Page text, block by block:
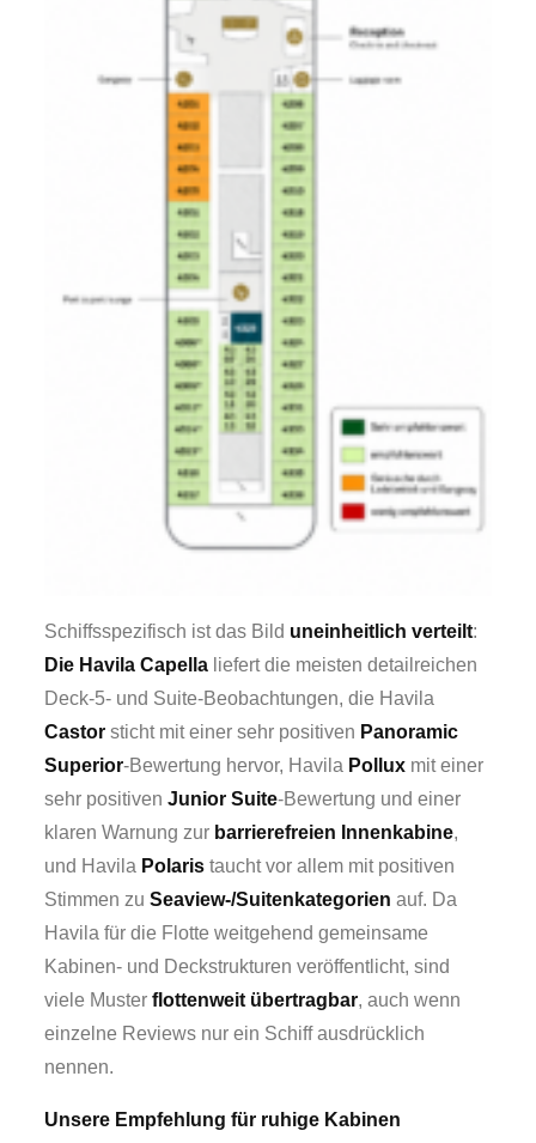
Schiffsspezifisch ist das Bild uneinheitlich verteilt:
Die Havila Capella liefert die meisten detailreichen
Deck-5- und Suite-Beobachtungen, die Havila
Castor sticht mit einer sehr positiven Panoramic
Superior-Bewertung hervor, Havila Pollux mit einer
sehr positivenJunior Suite-Bewertung und einer
klaren Warnung zur barrierefreien Innenkabine,
und Havila Polaris taucht vor allem mit positiven
Stimmen zuSeaview-/Suitenkategorien auf. Da
Havila für die Flotte weitgehend gemeinsame
Kabinen- und Deckstrukturen veröffentlicht, sind
viele Musterflottenweit übertragbar, auch wenn
einzelne Reviews nur ein Schiff ausdrücklich
nennen.
Unsere Empfehlung für ruhige Kabinen